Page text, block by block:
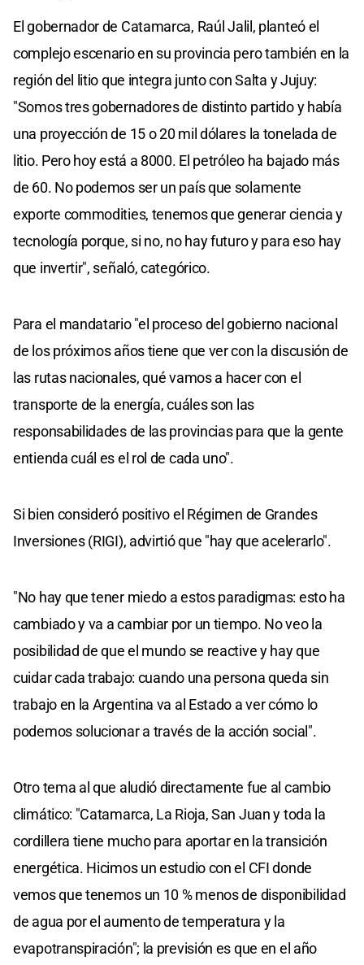
El gobernador de Catamarca, Raúl Jalil, planteó el
complejo escenario en su provincia pero también en la
región del litio que integra junto con Salta y Jujuy:
"Somos tres gobernadores de distinto partido y había
una proyección de 15 o 20 mil dólares la tonelada de
litio. Pero hoy está a 8000. El petróleo ha bajado más
de 60. No podemos ser un país que solamente
exporte commodities, tenemos que generar ciencia y
tecnología porque, si no, no hay futuro y para eso hay
que invertir", señaló, categórico.
Para el mandatario "el proceso del gobierno nacional
de los próximos años tiene que ver con la discusión de
las rutas nacionales, qué vamos a hacer con el
transporte de la energía, cuáles son las
responsabilidades de las provincias para que la gente
entienda cuál es el rol de cada uno".
Si bien consideró positivo el Régimen de Grandes
Inversiones (RIGI), advirtió que "hay que acelerarlo".
"No hay que tener miedo a estos paradigmas: esto ha
cambiado y va a cambiar por un tiempo. No veo la
posibilidad de que el mundo se reactive y hay que
cuidar cada trabajo: cuando una persona queda sin
trabajo en la Argentina va al Estado a ver cómo lo
podemos solucionar a través de la acción social".
Otro tema al que aludió directamente fue al cambio
climático: "Catamarca, La Rioja, San Juan y toda la
cordillera tiene mucho para aportar en la transición
energética. Hicimos un estudio con el CFI donde
vemos que tenemos un 10 % menos de disponibilidad
de agua por el aumento de temperatura y la
evapotranspiración"; la previsión es que en el año